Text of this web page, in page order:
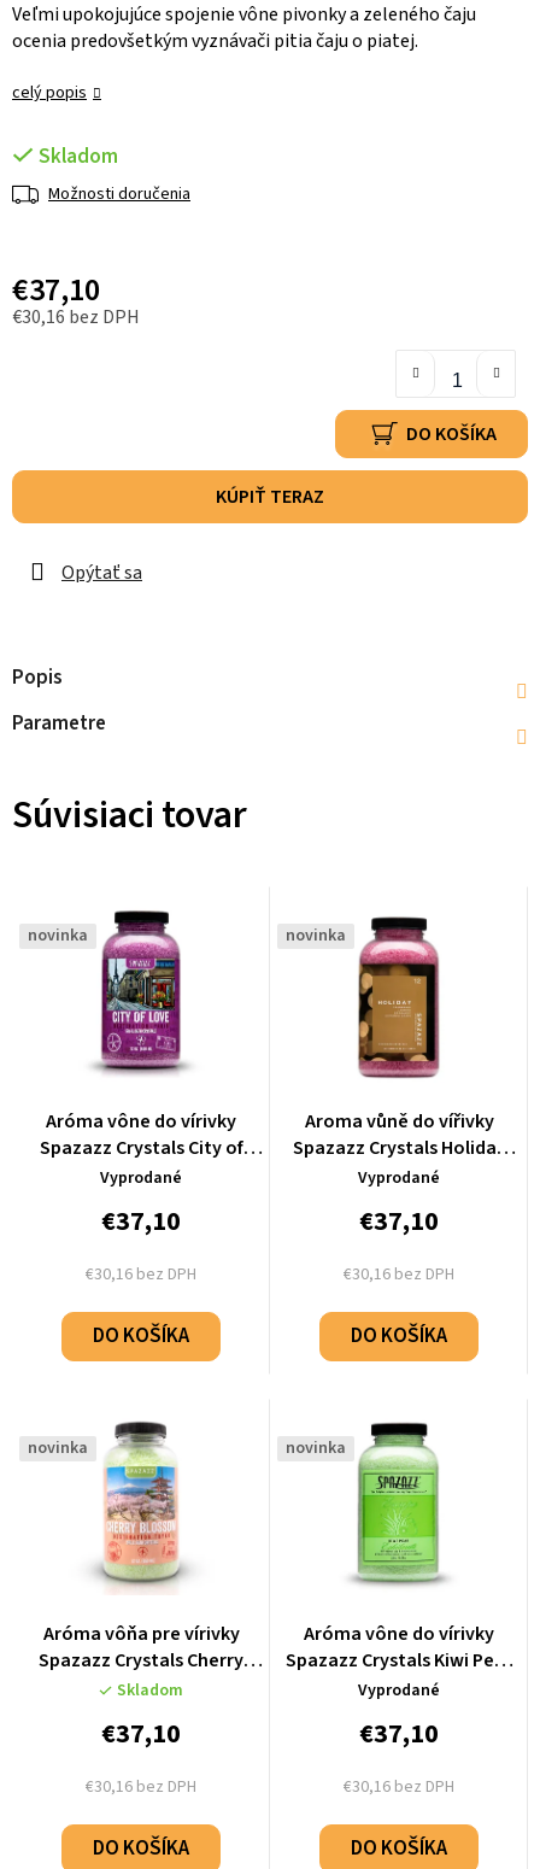
Veľmi upokojujúce spojenie vône pivonky a zeleného čaju
ocenia predovšetkým vyznávači pitia čaju o piatej.
celý popis
Skladom
Možnosti doručenia
€37,10
€30,16 bez DPH
DO KOŠÍKA
KÚPIŤ TERAZ
Opýtať sa
Popis
Parametre
Súvisiaci tovar
novinka
Aróma vône do vírivky
Spazazz Crystals City of
Love - Paris (650g)
Vyprodané
€30,16 bez DPH
€37,10
DO KOŠÍKA
novinka
Aroma vůně do vířivky
Spazazz Crystals Holiday
(623g)
Vyprodané
€30,16 bez DPH
€37,10
DO KOŠÍKA
novinka
Aróma vôňa pre vírivky
Spazazz Crystals Cherry
Blossom - Tokyo (650g)
Skladom
€30,16 bez DPH
€37,10
DO KOŠÍKA
novinka
Aróma vône do vírivky
Spazazz Crystals Kiwi Pear
(623g)
Vyprodané
€30,16 bez DPH
€37,10
DO KOŠÍKA